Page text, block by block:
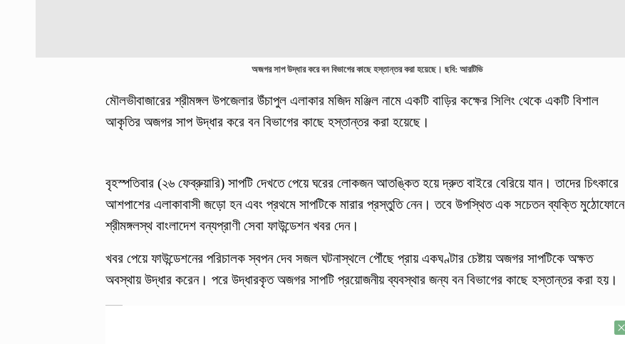
অজগর সাপ উদ্ধার করে বন বিভাগের কাছে হস্তান্তর করা হয়েছে। ছবি: আরটিভি
মৌলভীবাজারের শ্রীমঙ্গল উপজেলার উঁচাপুল এলাকার মজিদ মঞ্জিল নামে একটি বাড়ির কক্ষের সিলিং থেকে একটি বিশাল
আকৃতির অজগর সাপ উদ্ধার করে বন বিভাগের কাছে হস্তান্তর করা হয়েছে।
বৃহস্পতিবার (২৬ ফেব্রুয়ারি) সাপটি দেখতে পেয়ে ঘরের লোকজন আতঙ্কিত হয়ে দ্রুত বাইরে বেরিয়ে যান। তাদের চিৎকারে
আশপাশের এলাকাবাসী জড়ো হন এবং প্রথমে সাপটিকে মারার প্রস্তুতি নেন। তবে উপস্থিত এক সচেতন ব্যক্তি মুঠোফোনে
শ্রীমঙ্গলস্থ বাংলাদেশ বন্যপ্রাণী সেবা ফাউন্ডেশন খবর দেন।
খবর পেয়ে ফাউন্ডেশনের পরিচালক স্বপন দেব সজল ঘটনাস্থলে পৌঁছে প্রায় একঘণ্টার চেষ্টায় অজগর সাপটিকে অক্ষত
অবস্থায় উদ্ধার করেন। পরে উদ্ধারকৃত অজগর সাপটি প্রয়োজনীয় ব্যবস্থার জন্য বন বিভাগের কাছে হস্তান্তর করা হয়।